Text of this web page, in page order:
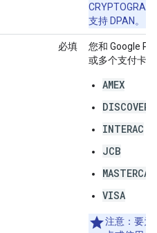
支持 DPAN。
必填
您和 Google
或多个支付卡
AMEX
DISCOVER
INTERAC
JCB
VISA
注意 ：要